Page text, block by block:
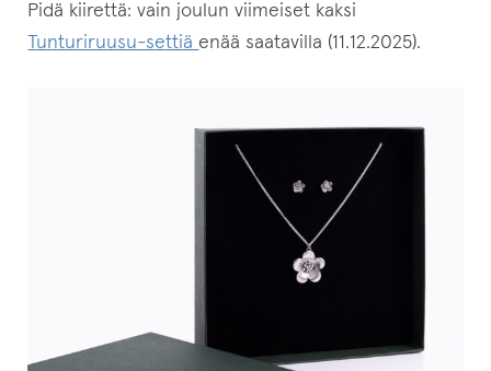
Pidä kiirettä: vain joulun viimeiset kaksi
Tunturiruusu-settiä enää saatavilla (11.12.2025).